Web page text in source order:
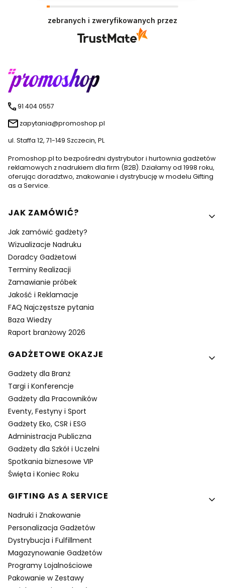
zebranych i zweryfikowanych przez
91 404 0557
zapytania@promoshop.pl
ul. Staffa 12, 71-149 Szczecin, PL
Promoshop.pl to bezpośredni dystrybutor i hurtownia gadżetów
reklamowych z nadrukiem dla firm (B2B). Działamy od 1998 roku,
oferując doradztwo, znakowanie i dystrybucję w modelu Gifting
as a Service.
Linki w stopce
JAK ZAMÓWIĆ?
Jak zamówić gadżety?
Wizualizacje Nadruku
Doradcy Gadżetowi
Terminy Realizacji
Zamawianie próbek
Jakość i Reklamacje
FAQ Najczęstsze pytania
Baza Wiedzy
Raport branżowy 2026
GADŻETOWE OKAZJE
Gadżety dla Branż
Targi i Konferencje
Gadżety dla Pracowników
Eventy, Festyny i Sport
Gadżety Eko, CSR i ESG
Administracja Publiczna
Gadżety dla Szkół i Uczelni
Spotkania biznesowe VIP
Święta i Koniec Roku
GIFTING AS A SERVICE
Nadruki i Znakowanie
Personalizacja Gadżetów
Dystrybucja i Fulfillment
Magazynowanie Gadżetów
Programy Lojalnościowe
Pakowanie w Zestawy